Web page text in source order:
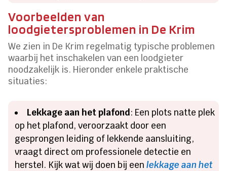
Voorbeelden van
loodgietersproblemen in De Krim
We zien in De Krim regelmatig typische problemen
waarbij het inschakelen van een loodgieter
noodzakelijk is. Hieronder enkele praktische
situaties:
Lekkage aan het plafond: Een plots natte plek
op het plafond, veroorzaakt door een
gesprongen leiding of lekkende aansluiting,
vraagt direct om professionele detectie en
herstel. Kijk wat wij doen bij eenlekkage aan het